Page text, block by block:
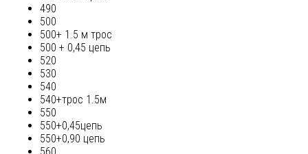
490
500
500+ 1.5 м трос
500 + 0,45 цепь
520
530
540
540+трос 1.5м
550
550+0,45цепь
550+0,90 цепь